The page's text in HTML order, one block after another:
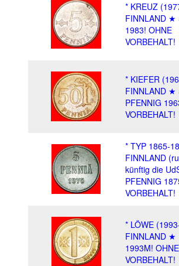
* KREUZ
FINNLAND ★
1983! OHNE
VORBEHALT!
* KIEFER
FINNLAND ★
PFENNIG
VORBEHALT!
* TYP 1865-
FINNLAND
künftig die
PFENNIG
VORBEHALT!
* LÖWE
FINNLAND ★
1993M! OHNE
VORBEHALT!